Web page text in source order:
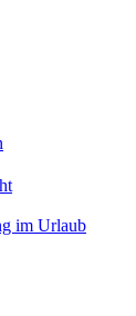
im Urlaub